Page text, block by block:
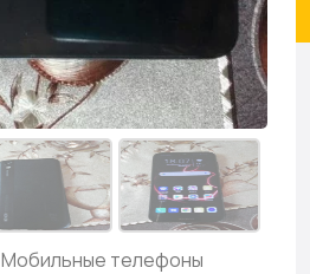
Мобильные телефоны